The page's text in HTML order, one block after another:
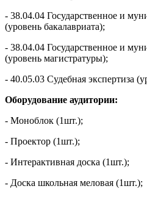
- 38.04.04 Государственное и
(уровень бакалавриата);
- 38.04.04 Государственное и
(уровень магистратуры);
- 40.05.03 Судебная экспертиза
Оборудование аудитории:
- Моноблок (1шт.);
- Проектор (1шт.);
- Интерактивная доска (1шт.);
- Доска школьная меловая (1шт.);